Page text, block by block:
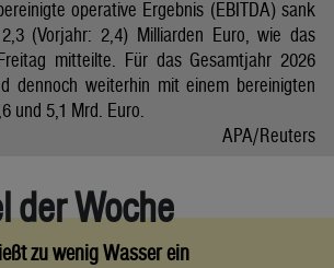
operative Ergebnis (EBITDA) sank
(Vorjahr: 2,4) Milliarden Euro, wie das
mitteilte. Für das Gesamtjahr 2026
dennoch weiterhin mit einem bereinigten
und 5,1 Mrd. Euro.
APA/Reuters
der Woche
zu wenig Wasser ein